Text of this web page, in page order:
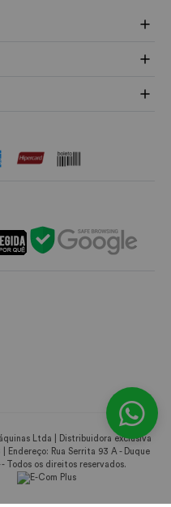
Ltda | Distribuidora exclusiva
Endereço: Rua Serrita 93 A - Duque
Todos os direitos reservados.